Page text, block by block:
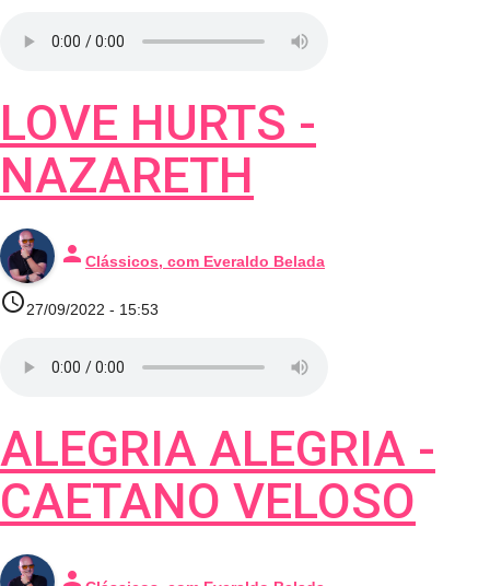
LOVE HURTS -
NAZARETH
person Clássicos, com Everaldo Belada
access_time27/09/2022 - 15:53
ALEGRIA ALEGRIA -
CAETANO VELOSO
person